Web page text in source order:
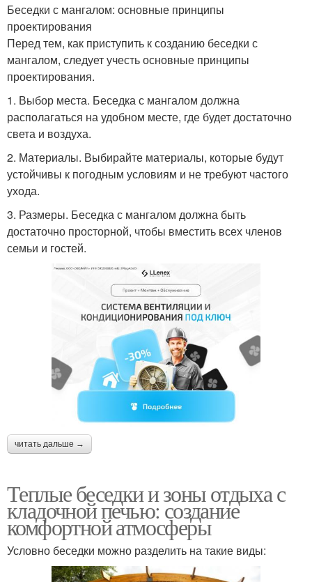
Беседки с мангалом: основные принципы
проектирования
Перед тем, как приступить к созданию беседки с
мангалом, следует учесть основные принципы
проектирования.
1. Выбор места. Беседка с мангалом должна
располагаться на удобном месте, где будет достаточно
света и воздуха.
2. Материалы. Выбирайте материалы, которые будут
устойчивы к погодным условиям и не требуют частого
ухода.
3. Размеры. Беседка с мангалом должна быть
достаточно просторной, чтобы вместить всех членов
семьи и гостей.
читать дальше →
Теплые беседки и зоны отдыха с
кладочной печью: создание
комфортной атмосферы
Условно беседки можно разделить на такие виды: